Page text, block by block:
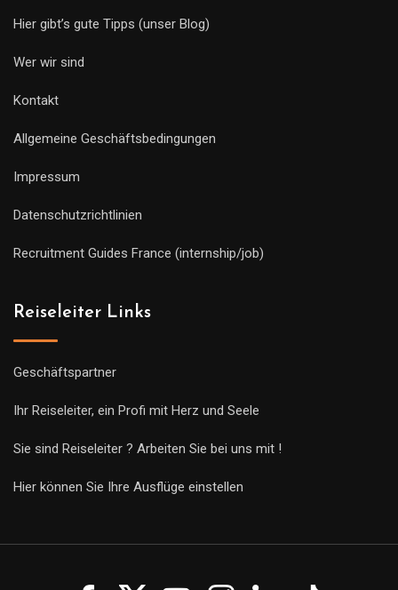
Hier gibt’s gute Tipps (unser Blog)
Wer wir sind
Kontakt
Allgemeine Geschäftsbedingungen
Impressum
Datenschutzrichtlinien
Recruitment Guides France (internship/job)
Reiseleiter Links
Geschäftspartner
Ihr Reiseleiter, ein Profi mit Herz und Seele
Sie sind Reiseleiter ? Arbeiten Sie bei uns mit !
Hier können Sie Ihre Ausflüge einstellen